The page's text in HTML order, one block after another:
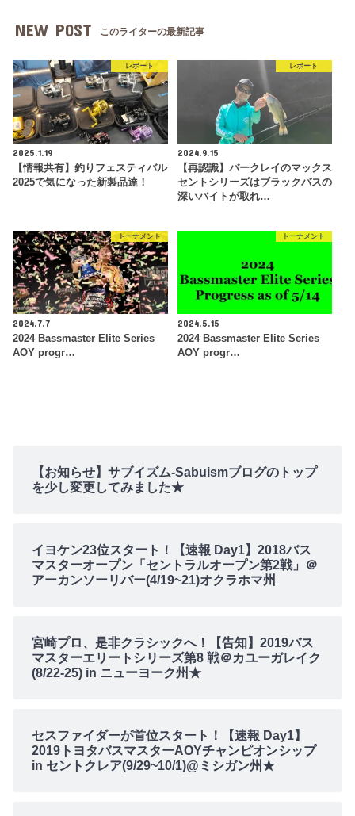
NEW POST このライターの最新記事
レポート
2025.1.19
【情報共有】釣りフェスティバル
2025で気になった新製品達！
レポート
2024.9.15
【再認識】バークレイのマックス
セントシリーズはブラックバスの
深いバイトが取れ…
トーナメント
2024.7.7
2024 Bassmaster Elite Series
AOY progr…
トーナメント
2024.5.15
2024 Bassmaster Elite Series
AOY progr…
【お知らせ】サブイズム-Sabuismブログのトップ
を少し変更してみました★
イヨケン23位スタート！【速報 Day1】2018バス
マスターオープン「セントラルオープン第2戦」＠
アーカンソーリバー(4/19~21)オクラホマ州
宮崎プロ、是非クラシックへ！【告知】2019バス
マスターエリートシリーズ第8 戦＠カユーガレイク
(8/22-25) in ニューヨーク州★
セスファイダーが首位スタート！【速報 Day1】
2019トヨタバスマスターAOYチャンピオンシップ
in セントクレア(9/29~10/1)@ミシガン州★